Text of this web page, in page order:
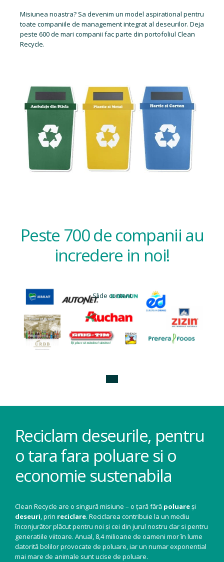
Misiunea noastra? Sa devenim un model aspirational pentru
toate companiile de management integrat al deseurilor. Deja
peste 600 de mari companii fac parte din portofoliul Clean
Recycle.
Peste 700 de companii au
incredere in noi!
Slide content
Reciclam deseurile, pentru
o tara fara poluare si o
economie sustenabila
Clean Recycle are o singură misiune – o țară fără poluareși
deseuri, prin reciclare. Reciclarea contribuie la un mediu
înconjurător plăcut pentru noi și cei din jurul nostru dar si pentru
generatiile viitoare. Anual, 8,4 milioane de oameni mor în lume
datorită bolilor provocate de poluare, iar un numar exponential
mai mare de animale sunt ucise de poluare.